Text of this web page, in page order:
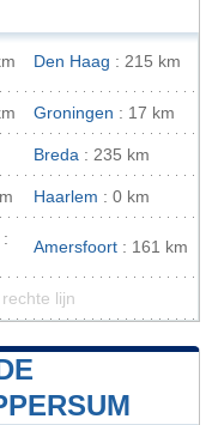
Den Haag : 215 km
Groningen : 17 km
Breda : 235 km
Haarlem : 0 km
:
Amersfoort : 161 km
lijn